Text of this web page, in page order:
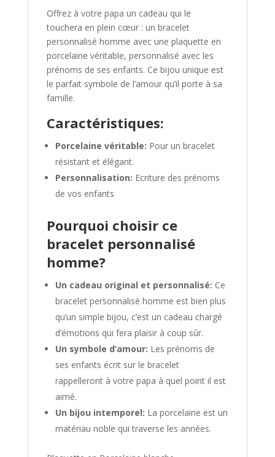
Offrez à votre papa un cadeau qui le
touchera en plein cœur : un bracelet
personnalisé homme avec une plaquette en
porcelaine véritable, personnalisé avec les
prénoms de ses enfants. Ce bijou unique est
le parfait symbole de l’amour qu’il porte à sa
famille.
Caractéristiques:
Porcelaine véritable: Pour un bracelet
résistant et élégant.
Personnalisation: Ecriture des prénoms
de vos enfants
Pourquoi choisir ce
bracelet personnalisé
homme?
Un cadeau original et personnalisé: Ce
bracelet personnalisé homme est bien plus
qu’un simple bijou, c’est un cadeau chargé
d’émotions qui fera plaisir à coup sûr.
Un symbole d’amour: Les prénoms de
ses enfants écrit sur le bracelet
rappelleront à votre papa à quel point il est
aimé.
Un bijou intemporel: La porcelaine est un
matériau noble qui traverse les années.